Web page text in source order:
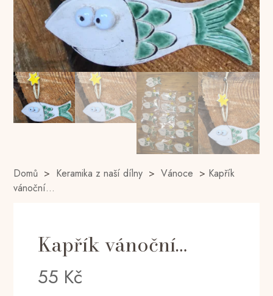
Domů > Keramika z naší dílny > Vánoce > Kapřík
vánoční…
Kapřík vánoční…
55 Kč